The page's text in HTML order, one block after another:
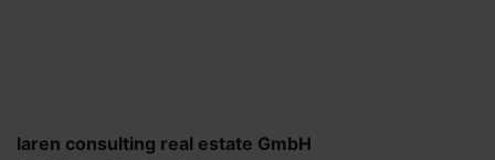
laren consulting real estate GmbH